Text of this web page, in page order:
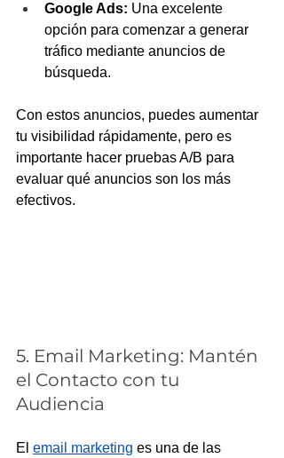
Google Ads: Una excelente
opción para comenzar a generar
tráfico mediante anuncios de
búsqueda.
Con estos anuncios, puedes aumentar
tu visibilidad rápidamente, pero es
importante hacer pruebas A/B para
evaluar qué anuncios son los más
efectivos.
5. Email Marketing: Mantén
el Contacto con tu
Audiencia
El email marketing es una de las